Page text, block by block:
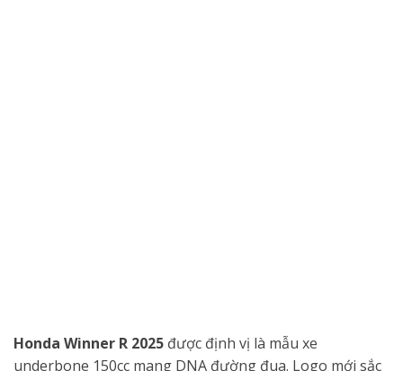
Honda Winner R 2025 được định vị là mẫu xe
underbone 150cc mang DNA đường đua. Logo mới sắc